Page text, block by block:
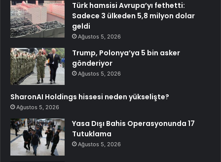
Türk hamsisi Avrupa’yı fethetti:
Sadece 3 ülkeden 5,8 milyon dolar
geldi
Ağustos 5, 2026
Trump, Polonya’ya 5 bin asker
gönderiyor
Ağustos 5, 2026
SharonAI Holdings hissesi neden yükselişte?
Ağustos 5, 2026
Yasa Dışı Bahis Operasyonunda 17
Tutuklama
Ağustos 5, 2026